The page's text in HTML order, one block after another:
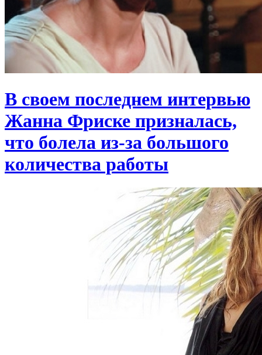
В своем последнем интервью
Жанна Фриске призналась,
что болела из-за большого
количества работы